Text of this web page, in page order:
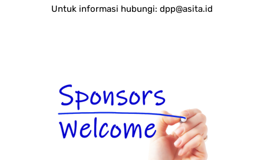
Untuk informasi hubungi: dpp@asita.id